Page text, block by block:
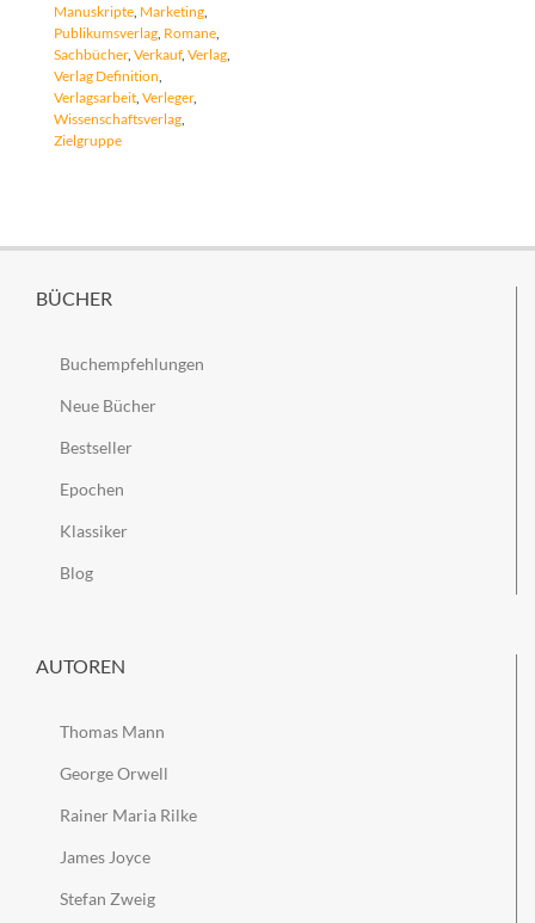
Manuskripte Marketing
Publikumsverlag Romane
Sachbücher, Verkauf, Verlag
Verlag Definition
Verlagsarbeit Verleger,
Wissenschaftsverlag
Zielgruppe
BÜCHER
Buchempfehlungen
Neue Bücher
Bestseller
Epochen
Klassiker
Blog
AUTOREN
Thomas Mann
George Orwell
Rainer Maria Rilke
James Joyce
Stefan Zweig